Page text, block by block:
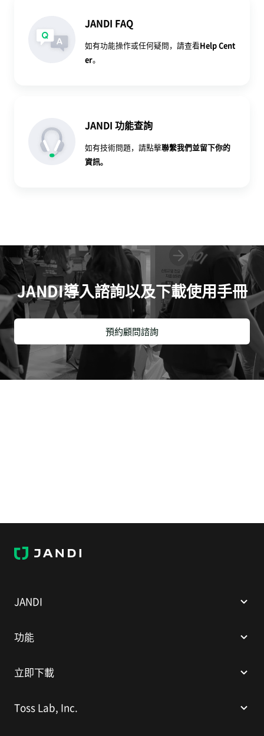
JANDI FAQ
如有功能操作或任何疑問，請查看Help Cent
er。
JANDI 功能查詢
如有技術問題，請點擊聯繫我們並留下你的
資訊。
JANDI導入諮詢以及下載使用手冊
預約顧問諮詢
J
A
JANDI
功能
立即下載
Toss Lab, Inc.